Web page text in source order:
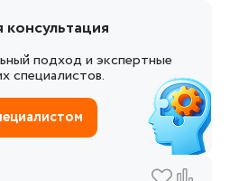
подход и экспертные
специалистов.